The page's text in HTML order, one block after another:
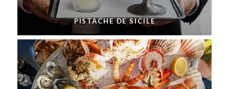
PISTACHE DE SICILE